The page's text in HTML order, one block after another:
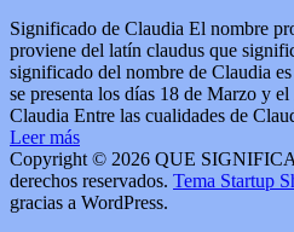
Significado de Claudia El nombre
proviene del latín claudus que
significado del nombre de Claudia
se presenta los días 18 de Marzo y
Claudia Entre las cualidades de
Leer más
Copyright © 2026 QUE
derechos reservados. Tema Startup
gracias a WordPress.